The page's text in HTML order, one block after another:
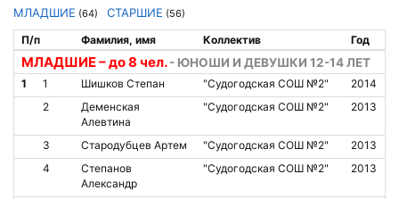
МЛАДШИЕ (64) СТАРШИЕ (56)
МЛАДШИЕ – до 8 чел. - ЮНОШИ И ДЕВУШКИ 12-14 ЛЕТ
П/п Фамилия, имя Коллектив Год
1 1 Шишков Степан "Судогодская СОШ №2"
2014
2
Деменская
Алевтина
"Судогодская СОШ №2" 2013
3 Стародубцев Артем "Судогодская СОШ №2"
2013
4
Степанов
Александр
"Судогодская СОШ №2" 2013